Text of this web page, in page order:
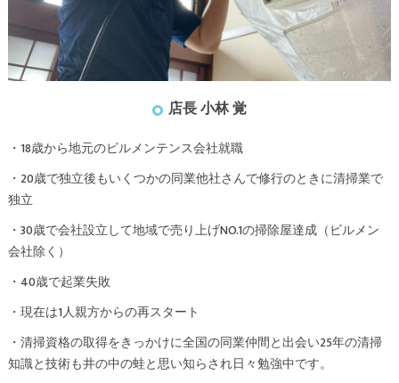
店長 小林 覚
・18歳から地元のビルメンテンス会社就職
・20歳で独立後もいくつかの同業他社さんで修行のときに清掃業で
独立
・30歳で会社設立して地域で売り上げNO.1の掃除屋達成（ビルメン
会社除く）
・40歳で起業失敗
・現在は1人親方からの再スタート
・清掃資格の取得をきっかけに全国の同業仲間と出会い25年の清掃
知識と技術も井の中の蛙と思い知らされ日々勉強中です。